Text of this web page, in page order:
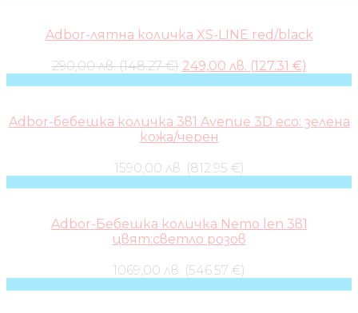
Adbor-лятна количка XS-LINE red/black
290,00 лв. (148.27 €) Original
249,00 лв. (127.31 €)
Adbor-бебешка количка 3в1 Avenue 3D eco: зелена
кожа/черен
1590,00 лв. (812.95 €)
Adbor-Бебешка количка Nemo len 3в1
цвят:светло розов
1069,00 лв. (546.57 €)